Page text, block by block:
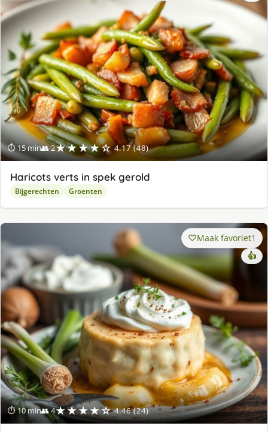
⏱ 15 min👥 2★★★★☆ 4.17 (48)
Haricots verts in spek gerold
Bijgerechten Groenten
⏱ 10 min👥 4★★★★☆ 4.46 (24)
Maak favoriet1
👍